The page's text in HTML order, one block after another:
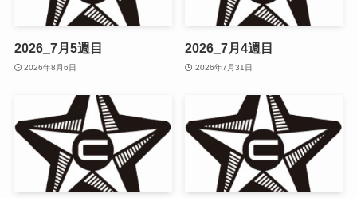
2026_7月5週目
2026年8月6日
2026_7月4週目
2026年7月31日